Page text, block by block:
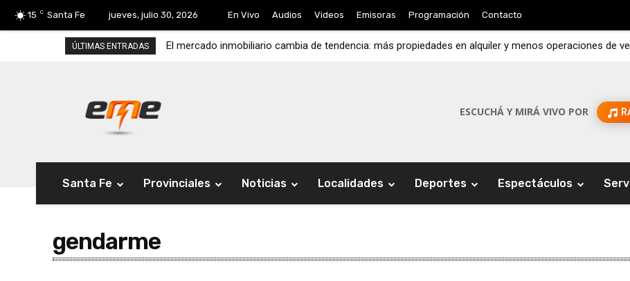
15 C Santa Fe jueves, julio 30, 2026 En Vivo Audios Videos Emisoras Programación Contacto
ÚLTIMAS ENTRADAS El mercado inmobiliario cambia de tendencia: más propiedades en alquiler y menos operaciones de
ESCUCHÁ Y MIRÁ VIVO POR
Santa Fe Provinciales Noticias Localidades Deportes Espectáculos
gendarme